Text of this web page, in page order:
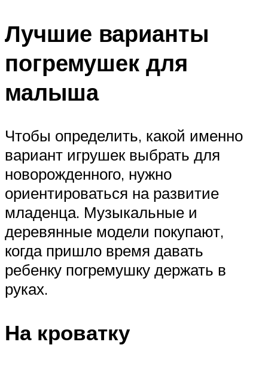
Лучшие варианты
погремушек для
малыша
Чтобы определить, какой именно
вариант игрушек выбрать для
новорожденного, нужно
ориентироваться на развитие
младенца. Музыкальные и
деревянные модели покупают,
когда пришло время давать
ребенку погремушку держать в
руках.
На кроватку